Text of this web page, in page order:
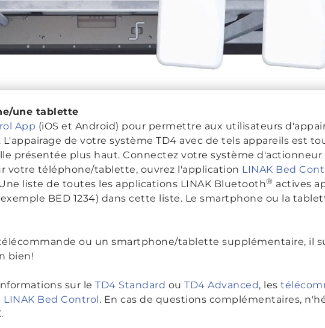
une tablette
App (iOS et Android) pour permettre aux utilisateurs
de votre système TD4 avec de tels appareils est
présentée plus haut. Connectez votre système d'actionneur
votre téléphone/tablette, ouvrez l'application LINAK Bed
liste de toutes les applications LINAK Bluetooth® actives
BED 1234) dans cette liste. Le smartphone ou la
ou un smartphone/tablette supplémentaire, il
bien!
sur le TD4 Standard ou TD4 Advanced, les
LINAK Bed Control. En cas de questions complémentaires,